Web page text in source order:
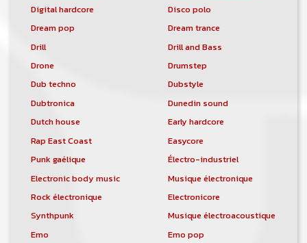
Digital hardcore
Disco polo
Dream pop
Dream trance
Drill
Drill and Bass
Drone
Drumstep
Dub techno
Dubstyle
Dubtronica
Dunedin sound
Dutch house
Early hardcore
Rap East Coast
Easycore
Punk gaélique
Électro-industriel
Electronic body music
Musique électronique
Rock électronique
Electronicore
Synthpunk
Musique électroacoustique
Emo
Emo pop